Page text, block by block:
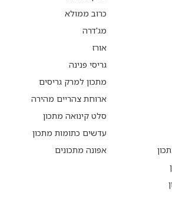
כרוב ממולא
מג'דרה
אורז
גריסי פנינה
מתכון למרק גריסים
ארוחת צהריים מהירה
סלט קינואה מתכון
עדשים כתומות מתכון
אפונה מתכונים